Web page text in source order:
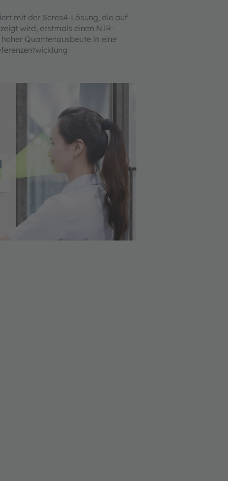
mit der Seres4-Lösung, die auf
wird, erstmals einen NIR-
Quantenausbeute in eine